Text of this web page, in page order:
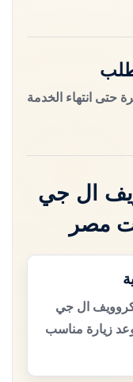
حتى انتهاء الخدمة
ال جي
مصر
ال جي
زيارة مناسب